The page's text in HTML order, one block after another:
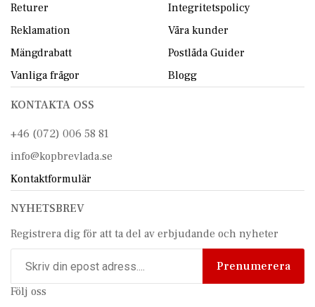
Returer
Reklamation
Mängdrabatt
Vanliga frågor
Integritetspolicy
Våra kunder
Postlåda Guider
Blogg
KONTAKTA OSS
+46 (072) 006 58 81
info@kopbrevlada.se
Kontaktformulär
NYHETSBREV
Registrera dig för att ta del av erbjudande och nyheter
Prenumerera
Följ oss